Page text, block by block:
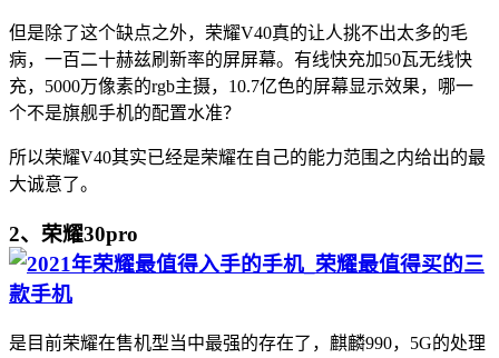
但是除了这个缺点之外，荣耀V40真的让人挑不出太多的毛
病，一百二十赫兹刷新率的屏屏幕。有线快充加50瓦无线快
充，5000万像素的rgb主摄，10.7亿色的屏幕显示效果，哪一
个不是旗舰手机的配置水准？
所以荣耀V40其实已经是荣耀在自己的能力范围之内给出的最
大诚意了。
2、荣耀30pro
是目前荣耀在售机型当中最强的存在了，麒麟990，5G的处理